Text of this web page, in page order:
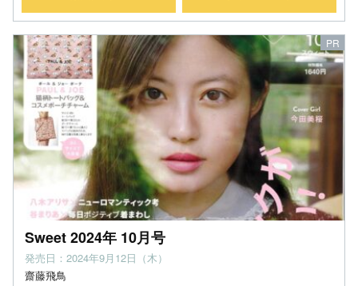
Sweet 2024年 10月号
発売日：2024年9月12日（木）
齋藤飛鳥